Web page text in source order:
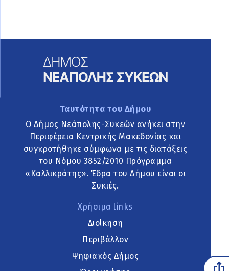
Ταυτότητα του Δήμου
Ο Δήμος Νεάπολης-Συκεών ανήκει στην
Περιφέρεια Κεντρικής Μακεδονίας και
συγκροτήθηκε σύμφωνα με τις διατάξεις
του Νόμου 3852/2010 Πρόγραμμα
«Καλλικράτης». Έδρα του Δήμου είναι οι
Συκιές.
Χρήσιμα links
Διοίκηση
Περιβάλλον
Ψηφιακός Δήμος